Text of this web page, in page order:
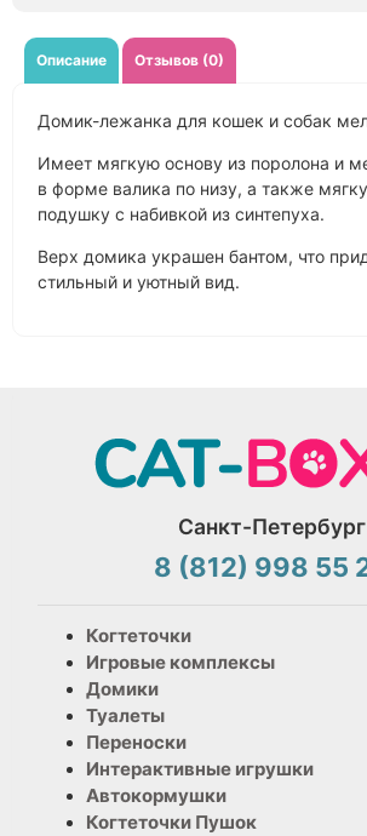
Описание Отзывов (0)
Домик-лежанка для кошек и собак
Имеет мягкую основу из поролона и
в форме валика по низу, а также
подушку с набивкой из синтепуха.
Верх домика украшен бантом, что
стильный и уютный вид.
Санкт-Петербург
8 (812) 998 55
Когтеточки
Игровые комплексы
Домики
Туалеты
Переноски
Интерактивные игрушки
Автокормушки
Когтеточки Пушок